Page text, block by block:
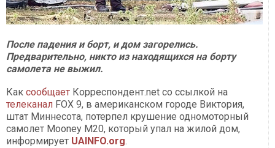
После падения и борт, и дом загорелись.
Предварительно, никто из находящихся на борту
самолета не выжил.
Как сообщает Корреспондент.net со ссылкой на
телеканал FOX 9, в американском городе Виктория,
штат Миннесота, потерпел крушение одномоторный
самолет Mooney M20, который упал на жилой дом,
информирует UAINFO.org.